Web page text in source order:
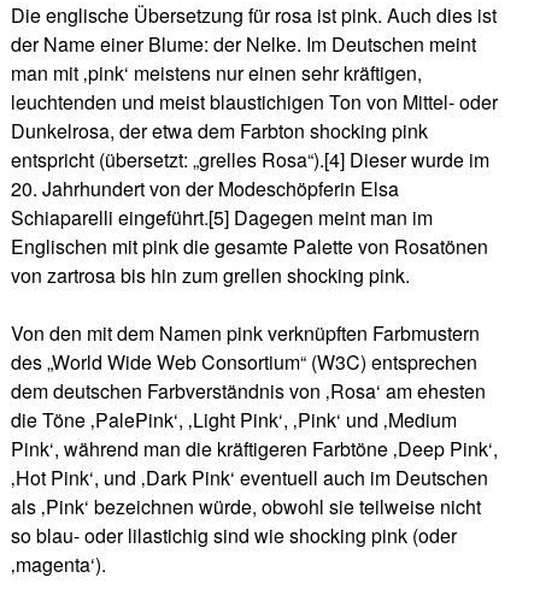
Die englische Übersetzung für rosa ist pink. Auch dies ist
der Name einer Blume: der Nelke. Im Deutschen meint
man mit ‚pink‘ meistens nur einen sehr kräftigen,
leuchtenden und meist blaustichigen Ton von Mittel- oder
Dunkelrosa, der etwa dem Farbton shocking pink
entspricht (übersetzt: „grelles Rosa“).[4] Dieser wurde im
20. Jahrhundert von der Modeschöpferin Elsa
Schiaparelli eingeführt.[5] Dagegen meint man im
Englischen mit pink die gesamte Palette von Rosatönen
von zartrosa bis hin zum grellen shocking pink.
Von den mit dem Namen pink verknüpften Farbmustern
des „World Wide Web Consortium“ (W3C) entsprechen
dem deutschen Farbverständnis von ‚Rosa‘ am ehesten
die Töne ‚PalePink‘, ‚Light Pink‘, ‚Pink‘ und ‚Medium
Pink‘, während man die kräftigeren Farbtöne ‚Deep Pink‘,
‚Hot Pink‘, und ‚Dark Pink‘ eventuell auch im Deutschen
als ‚Pink‘ bezeichnen würde, obwohl sie teilweise nicht
so blau- oder lilastichig sind wie shocking pink (oder
‚magenta‘).